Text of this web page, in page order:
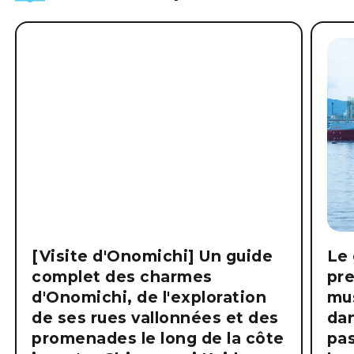
[Visite d'Onomichi] Un guide
complet des charmes
d'Onomichi, de l'exploration
de ses rues vallonnées et des
promenades le long de la côte
Le